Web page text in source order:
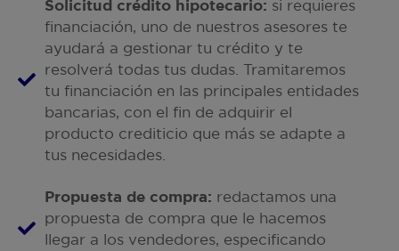
Solicitud crédito hipotecario: si requieres
financiación, uno de nuestros asesores te
ayudará a gestionar tu crédito y te
resolverá todas tus dudas. Tramitaremos
tu financiación en las principales entidades
bancarias, con el fin de adquirir el
producto crediticio que más se adapte a
tus necesidades.
Propuesta de compra: redactamos una
propuesta de compra que le hacemos
llegar a los vendedores, especificando